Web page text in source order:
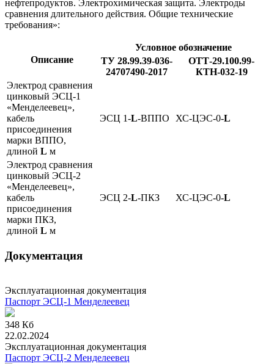
нефтепродуктов. Электрохимическая защита. Электроды
сравнения длительного действия. Общие технические
требования»:
Описание
Условное обозначение
ТУ 28.99.39-036-
24707490-2017
ОТТ-29.100.99-
КТН-032-19
Электрод сравнения
цинковый ЭСЦ-1
«Менделеевец»,
кабель
присоединения
марки ВППО,
длиной L м
ЭСЦ 1-L-ВППО ХС-ЦЭС-0-L
Электрод сравнения
цинковый ЭСЦ-2
«Менделеевец»,
кабель
присоединения
марки ПКЗ,
длиной L м
ЭСЦ 2-L-ПКЗ ХС-ЦЭС-0-L
Документация
Эксплуатационная документация
Паспорт ЭСЦ-1 Менделеевец
348 Кб
22.02.2024
Эксплуатационная документация
Паспорт ЭСЦ-2 Менделеевец